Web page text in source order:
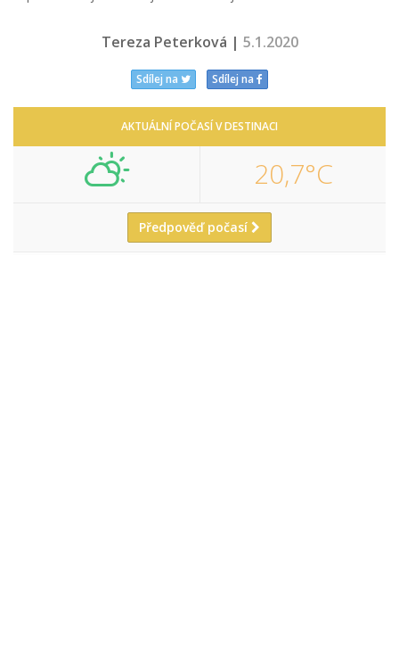
Tereza Peterková | 5.1.2020
Sdílej na Sdílej na
AKTUÁLNÍ POČASÍ V DESTINACI
20,7°C
Předpověď počasí